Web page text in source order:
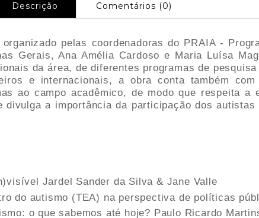
Descrição Comentários (0)
pelas coordenadoras do PRAIA -
Gerais, Ana Amélia Cardoso e Maria Luísa
da área, de diferentes programas de
e internacionais, a obra conta também
ao campo acadêmico, de modo que respeita
divulga a importância da participação dos
Jardel Sander da Silva & Jane Valle
do autismo (TEA) na perspectiva de políticas
o que sabemos até hoje? Paulo Ricardo